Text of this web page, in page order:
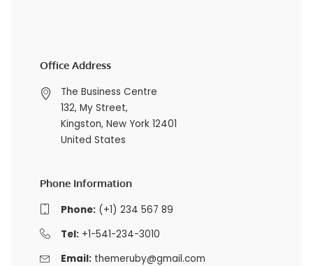
Office Address
The Business Centre
132, My Street,
Kingston, New York 12401
United States
Phone Information
Phone:(+1) 234 567 89
Tel:+1-541-234-3010
Email: themeruby@gmail.com